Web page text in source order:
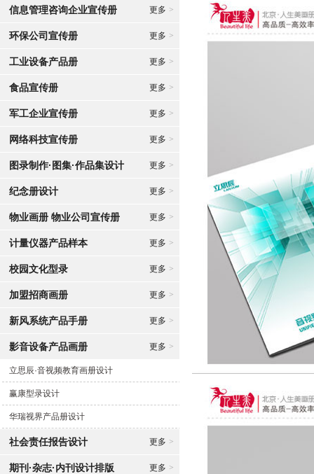
信息管理咨询企业宣传册 更多 >
环保公司宣传册 更多 >
工业设备产品册 更多 >
食品宣传册 更多 >
军工企业宣传册 更多 >
网络科技宣传册 更多 >
图录制作·图集·作品集设计 更多 >
纪念册设计 更多 >
物业画册 物业公司宣传册 更多 >
计量仪器产品样本 更多 >
校园文化型录 更多 >
加盟招商画册 更多 >
新风系统产品手册 更多 >
影音设备产品画册 更多 >
立思辰·音视频教育画册设计
赢康型录设计
华瑞视界产品册设计
社会责任报告设计 更多 >
期刊·杂志·内刊设计排版 更多 >